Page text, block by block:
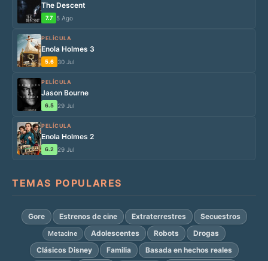
The Descent
7.7 5 Ago
PELÍCULA
Enola Holmes 3
5.6 30 Jul
PELÍCULA
Jason Bourne
6.5 29 Jul
PELÍCULA
Enola Holmes 2
6.2 29 Jul
TEMAS POPULARES
Gore Estrenos de cine Extraterrestres Secuestros
Metacine Adolescentes Robots
Drogas
Clásicos Disney
Familia Basada en hechos reales